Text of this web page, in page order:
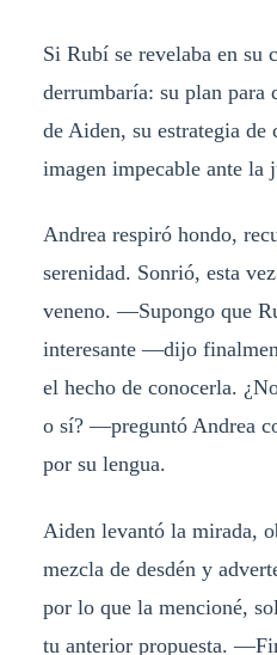
Si Rubí se revelaba en su
derrumbaría: su plan para
de Aiden, su estrategia de
imagen impecable ante la
Andrea respiró hondo,
serenidad. Sonrió, esta
veneno. —Supongo que
interesante —dijo
el hecho de conocerla.
o sí? —preguntó Andrea
por su lengua.
Aiden levantó la mirada,
mezcla de desdén y
por lo que la mencioné,
tu anterior propuesta.